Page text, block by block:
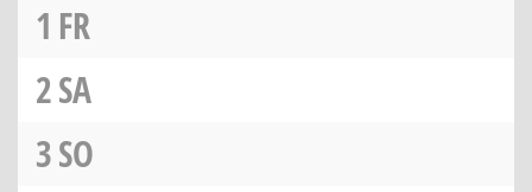
1 FR
2SA
3SO